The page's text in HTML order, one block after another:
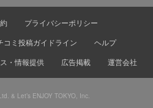
プライバシーポリシー
コミ投稿ガイドライン
ヘルプ
・情報提供 広告掲載 運営会社
& Let’s ENJOY TOKYO, Inc.